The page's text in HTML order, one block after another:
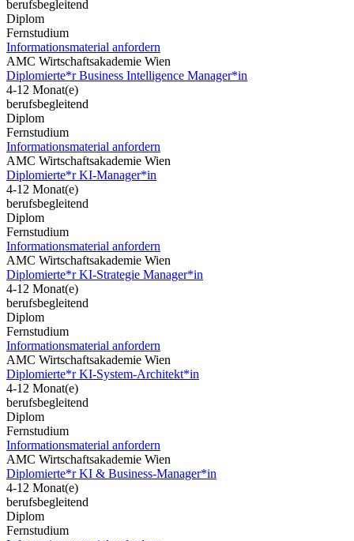
berufsbegleitend
Diplom
Fernstudium
Informationsmaterial anfordern
AMC Wirtschaftsakademie Wien
Diplomierte*r Business Intelligence Manager*in
4-12 Monat(e)
berufsbegleitend
Diplom
Fernstudium
Informationsmaterial anfordern
AMC Wirtschaftsakademie Wien
Diplomierte*r KI-Manager*in
4-12 Monat(e)
berufsbegleitend
Diplom
Fernstudium
Informationsmaterial anfordern
AMC Wirtschaftsakademie Wien
Diplomierte*r KI-Strategie Manager*in
4-12 Monat(e)
berufsbegleitend
Diplom
Fernstudium
Informationsmaterial anfordern
AMC Wirtschaftsakademie Wien
Diplomierte*r KI-System-Architekt*in
4-12 Monat(e)
berufsbegleitend
Diplom
Fernstudium
Informationsmaterial anfordern
AMC Wirtschaftsakademie Wien
Diplomierte*r KI & Business-Manager*in
4-12 Monat(e)
berufsbegleitend
Diplom
Fernstudium